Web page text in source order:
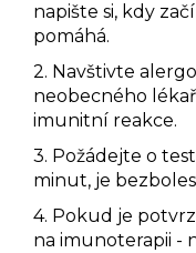
napište si, kdy
pomáhá.
2. Navštivte
neobecného
imunitní reakce.
3. Požádejte o
minut, je
4. Pokud je
na imunoterapii -